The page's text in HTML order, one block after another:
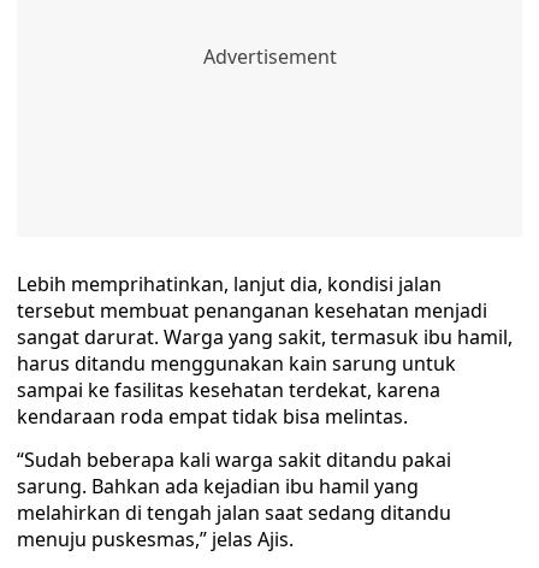
Lebih memprihatinkan, lanjut dia, kondisi jalan
tersebut membuat penanganan kesehatan menjadi
sangat darurat. Warga yang sakit, termasuk ibu hamil,
harus ditandu menggunakan kain sarung untuk
sampai ke fasilitas kesehatan terdekat, karena
kendaraan roda empat tidak bisa melintas.
“Sudah beberapa kali warga sakit ditandu pakai
sarung. Bahkan ada kejadian ibu hamil yang
melahirkan di tengah jalan saat sedang ditandu
menuju puskesmas,” jelas Ajis.